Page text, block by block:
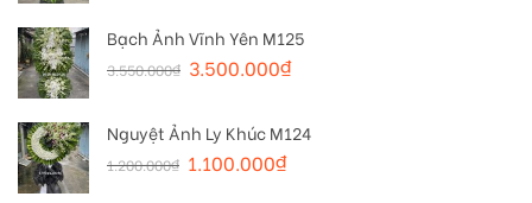
Bạch Ảnh Vĩnh Yên M125
3.550.000₫ 3.500.000₫
Nguyệt Ảnh Ly Khúc M124
1.200.000₫ 1.100.000₫